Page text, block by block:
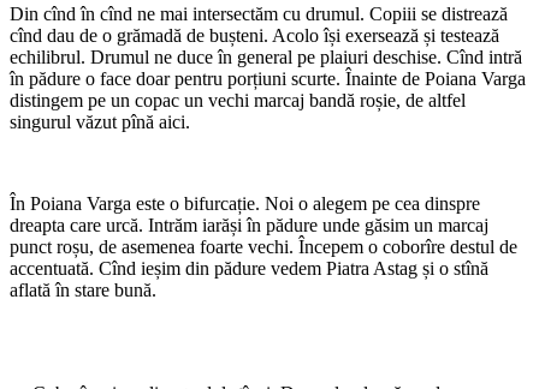
Din cînd în cînd ne mai intersectăm cu drumul. Copiii se distrează
cînd dau de o grămadă de bușteni. Acolo își exersează și testează
echilibrul. Drumul ne duce în general pe plaiuri deschise. Cînd intră
în pădure o face doar pentru porțiuni scurte. Înainte de Poiana Varga
distingem pe un copac un vechi marcaj bandă roșie, de altfel
singurul văzut pînă aici.
În Poiana Varga este o bifurcație. Noi o alegem pe cea dinspre
dreapta care urcă. Intrăm iarăși în pădure unde găsim un marcaj
punct roșu, de asemenea foarte vechi. Începem o coborîre destul de
accentuată. Cînd ieșim din pădure vedem Piatra Astag și o stînă
aflată în stare bună.